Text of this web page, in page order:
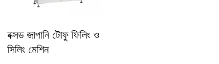
বক্সড জাপানি টোফু ফিলিং ও
সিলিং মেশিন